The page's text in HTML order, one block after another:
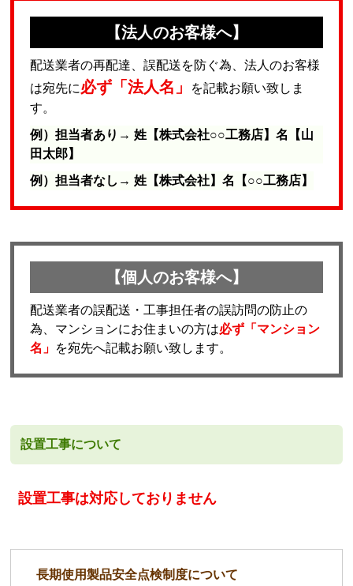
【法人のお客様へ】
配送業者の再配達、誤配送を防ぐ為、法人のお客様
は宛先に必ず「法人名」
を記載お願い致しま
す。
例）担当者あり→ 姓【株式会社○○工務店】名【山
田太郎】
例）担当者なし→ 姓【株式会社】名【○○工務店】
【個人のお客様へ】
配送業者の誤配送・工事担任者の誤訪問の防止の
為、マンションにお住まいの方は必ず「マンション
名」 を宛先へ記載お願い致します。
設置工事について
設置工事は対応しておりません
長期使用製品安全点検制度について